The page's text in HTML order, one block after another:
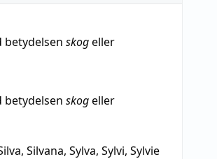
betydelsen skogeller
betydelsen skogeller
Silvana, Sylva, Sylvi, Sylvie